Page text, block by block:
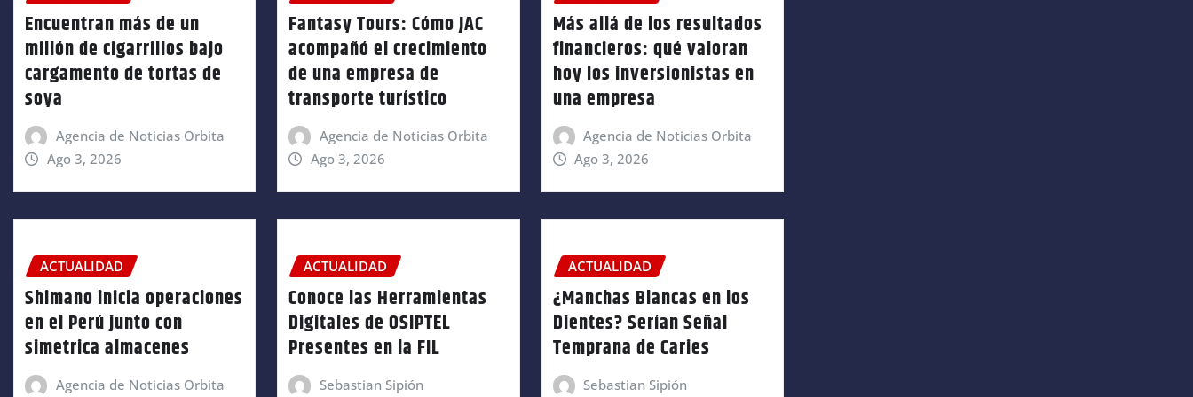
Encuentran más de un
millón de cigarrillos bajo
cargamento de tortas de
soya
Agencia de Noticias Orbita
Ago 3, 2026
Fantasy Tours: Cómo JAC
acompañó el crecimiento
de una empresa de
transporte turístico
Agencia de Noticias Orbita
Ago 3, 2026
Más allá de los resultados
financieros: qué valoran
hoy los inversionistas en
una empresa
Agencia de Noticias Orbita
Ago 3, 2026
ACTUALIDAD
Shimano inicia operaciones
en el Perú junto con
simetrica almacenes
Agencia de Noticias Orbita
ACTUALIDAD
Conoce las Herramientas
Digitales de OSIPTEL
Presentes en la FIL
Sebastian Sipión
ACTUALIDAD
¿Manchas Blancas en los
Dientes? Serían Señal
Temprana de Caries
Sebastian Sipión